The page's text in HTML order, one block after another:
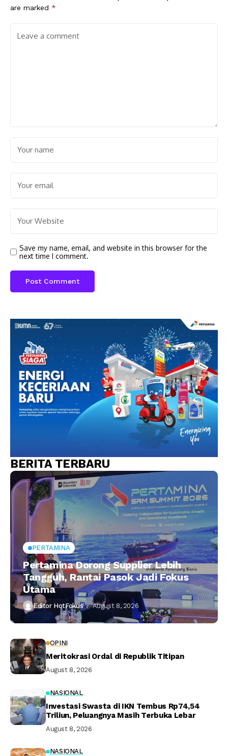
are marked *
Save my name, email, and website in this browser for the
next time I comment.
BERITA TERBARU
PERTAMINA
Pertamina Dorong Supplier Lebih
Tangguh, Rantai Pasok Jadi Fokus
Utama
Editor HotFokus August 8, 2026
OPINI
Meritokrasi Ordal di Republik Titipan
August 8, 2026
NASIONAL
Investasi Swasta di IKN Tembus Rp74,54
Triliun, Peluangnya Masih Terbuka Lebar
August 8, 2026
NASIONAL